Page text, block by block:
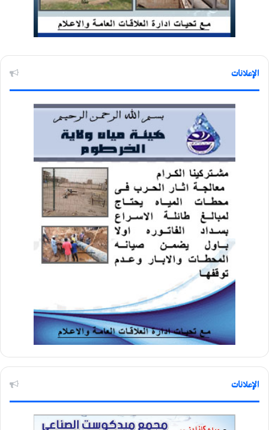
الإعلانات
الإعلانات